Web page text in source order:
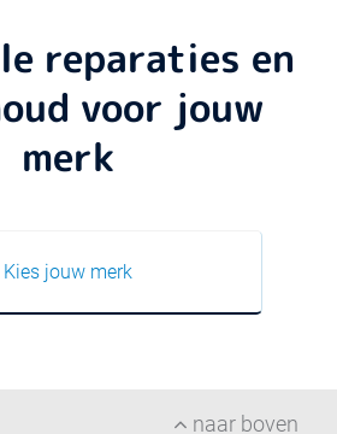
reparaties en
voor jouw
merk
Kies jouw merk
naar boven